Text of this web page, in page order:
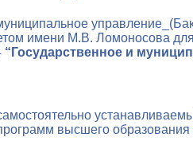
имени М.В. Ломоносова
“Государственное и
высшего